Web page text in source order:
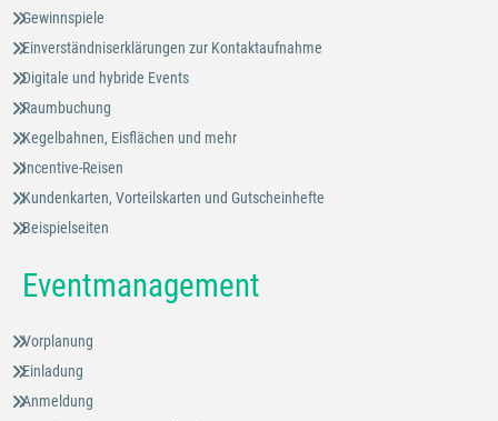
Gewinnspiele
Einverständniserklärungen zur Kontaktaufnahme
Digitale und hybride Events
Raumbuchung
Kegelbahnen, Eisflächen und mehr
Incentive-Reisen
Kundenkarten, Vorteilskarten und Gutscheinhefte
Beispielseiten
Eventmanagement
Vorplanung
Einladung
Anmeldung